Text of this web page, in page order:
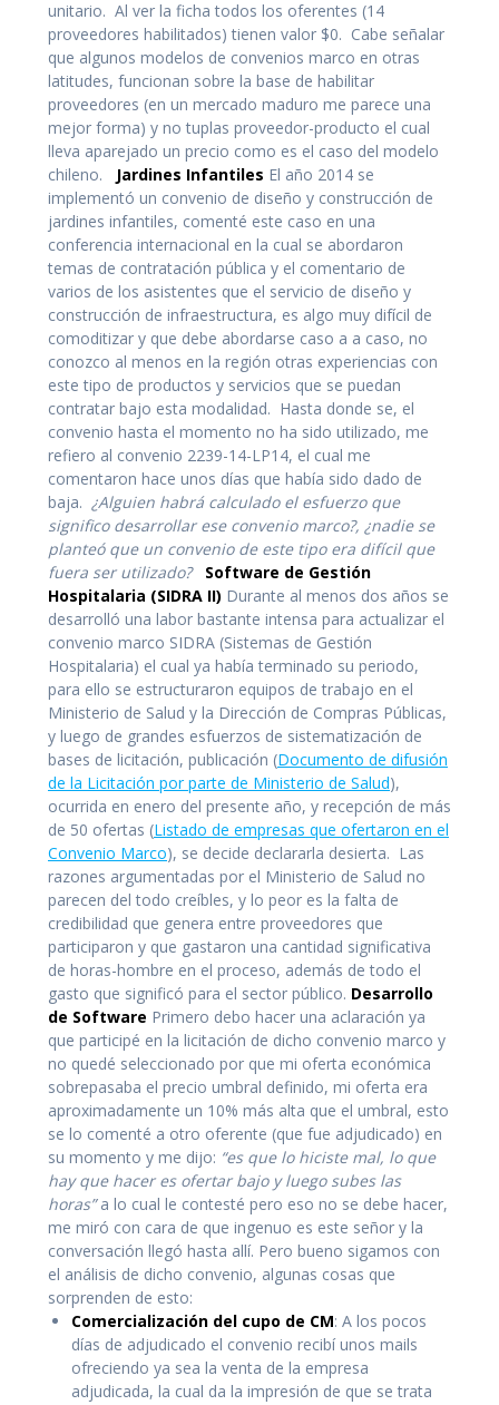
unitario. Al ver la ficha todos los oferentes (14
proveedores habilitados) tienen valor $0. Cabe señalar
que algunos modelos de convenios marco en otras
latitudes, funcionan sobre la base de habilitar
proveedores (en un mercado maduro me parece una
mejor forma) y no tuplas proveedor-producto el cual
lleva aparejado un precio como es el caso del modelo
chileno.
Jardines Infantiles El año 2014 se
implementó un convenio de diseño y construcción de
jardines infantiles, comenté este caso en una
conferencia internacional en la cual se abordaron
temas de contratación pública y el comentario de
varios de los asistentes que el servicio de diseño y
construcción de infraestructura, es algo muy difícil de
comoditizar y que debe abordarse caso a a caso, no
conozco al menos en la región otras experiencias con
este tipo de productos y servicios que se puedan
contratar bajo esta modalidad. Hasta donde se, el
convenio hasta el momento no ha sido utilizado, me
refiero al convenio 2239-14-LP14, el cual me
comentaron hace unos días que había sido dado de
baja. ¿Alguien habrá calculado el esfuerzo que
significo desarrollar ese convenio marco?, ¿nadie se
planteó que un convenio de este tipo era difícil que
fuera ser utilizado?
Software de Gestión
Hospitalaria (SIDRA II) Durante al menos dos años se
desarrolló una labor bastante intensa para actualizar el
convenio marco SIDRA (Sistemas de Gestión
Hospitalaria) el cual ya había terminado su periodo,
para ello se estructuraron equipos de trabajo en el
Ministerio de Salud y la Dirección de Compras Públicas,
y luego de grandes esfuerzos de sistematización de
bases de licitación, publicación (Documento de difusión
de la Licitación por parte de Ministerio de Salud),
ocurrida en enero del presente año, y recepción de más
de 50 ofertas (Listado de empresas que ofertaron en el
Convenio Marco), se decide declararla desierta. Las
razones argumentadas por el Ministerio de Salud no
parecen del todo creíbles, y lo peor es la falta de
credibilidad que genera entre proveedores que
participaron y que gastaron una cantidad significativa
de horas-hombre en el proceso, además de todo el
gasto que significó para el sector público. Desarrollo
de Software Primero debo hacer una aclaración ya
que participé en la licitación de dicho convenio marco y
no quedé seleccionado por que mi oferta económica
sobrepasaba el precio umbral definido, mi oferta era
aproximadamente un 10% más alta que el umbral, esto
se lo comenté a otro oferente (que fue adjudicado) en
su momento y me dijo: “es que lo hiciste mal, lo que
hay que hacer es ofertar bajo y luego subes las
horas”a lo cual le contesté pero eso no se debe hacer,
me miró con cara de que ingenuo es este señor y la
conversación llegó hasta allí. Pero bueno sigamos con
el análisis de dicho convenio, algunas cosas que
sorprenden de esto:
Comercialización del cupo de CM: A los pocos
días de adjudicado el convenio recibí unos mails
ofreciendo ya sea la venta de la empresa
adjudicada, la cual da la impresión de que se trata